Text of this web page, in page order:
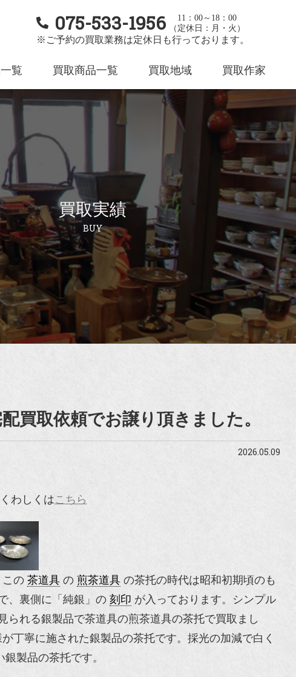
075-533-1956
11：00～18：00
（定休日：月・火）
※ご予約の買取業務は定休日も行っております。
覧 買取商品一覧 買取地域 買取作家
買取実績
BUY
買取依頼でお譲り頂きました。
2026.05.09
わしくはこちら
この 茶道具 の 煎茶道具 の茶托の時代は昭和初期頃のも
、裏側に「純銀」の 刻印 が入っております。シンプル
られる銀製品で茶道具の煎茶道具の茶托で買取まし
丁寧に施された銀製品の茶托です。採光の加減で白く
銀製品の茶托です。